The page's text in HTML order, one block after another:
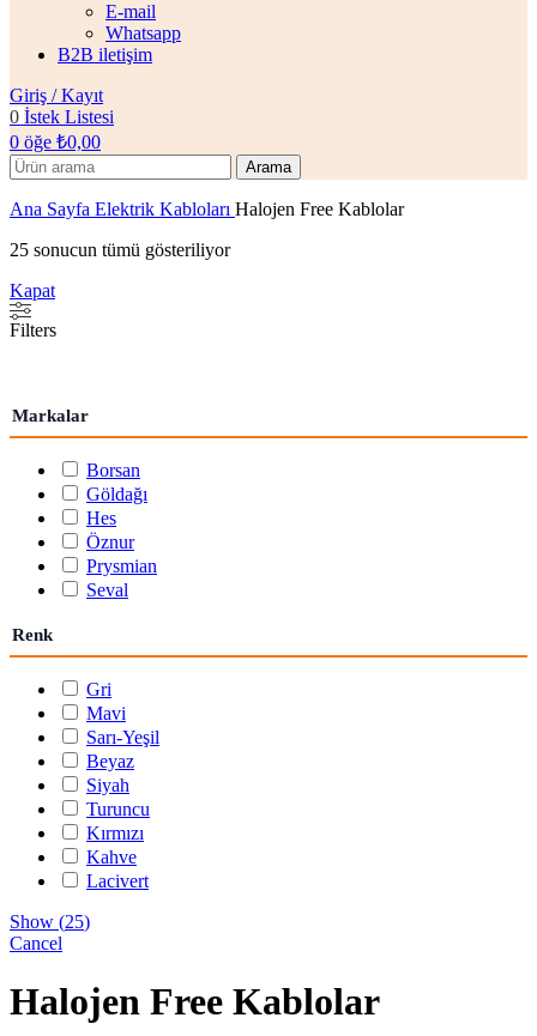
E-mail
Whatsapp
B2B iletişim
Giriş / Kayıt
0 İstek Listesi
0 öğe ₺0,00
Arama
Ana Sayfa Elektrik Kabloları Halojen Free Kablolar
25 sonucun tümü gösteriliyor
Kapat
Filters
Markalar
Borsan
Göldağı
Hes
Öznur
Prysmian
Seval
Renk
Gri
Mavi
Sarı-Yeşil
Beyaz
Siyah
Turuncu
Kırmızı
Kahve
Lacivert
Show (25)
Cancel
Halojen Free Kablolar